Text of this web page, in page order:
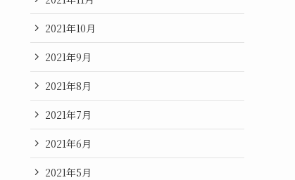
2021年10月
2021年9月
2021年8月
2021年7月
2021年6月
2021年5月